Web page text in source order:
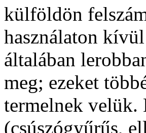
külföldön
használaton
általában
meg; ezeket
termelnek velük.
(csúszógyűrűs,